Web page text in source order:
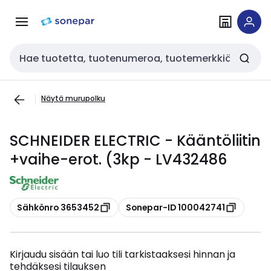
navigointiinsisältöön
Haku
Näytä murupolku
SCHNEIDER ELECTRIC - Kääntöliitin
+vaihe-erot. (3kp - LV432486
Kopioi
Sähkönro 3653452 Kopioi
Sonepar-ID 100042741
Kirjaudu sisään tai luo tili tarkistaaksesi hinnan ja
tehdäksesi tilauksen